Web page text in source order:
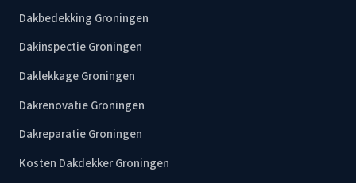
Dakbedekking Groningen
Dakinspectie Groningen
Daklekkage Groningen
Dakrenovatie Groningen
Dakreparatie Groningen
Kosten Dakdekker Groningen